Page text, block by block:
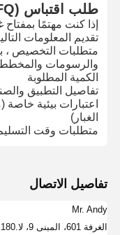
تبديل غشاء الإضاءة
مفتاح غشاء لوحة
تبديل لوحة الغشاء
التداخلات الرسومية
دوائر بي تي إيه
تجميع القبة المعدنية
عدسة PMMA
طلب اقتباس (RFQ):
إذا كنت مهتمًا
تقديم المعلومات
متطلبات التخصيص ،
والرسومات والمخطط
الكمية المطلوبة
تفاصيل التطبيق
اعتبارات بيئية
الغبار)
متطلبات وقت
تفاصيل الاتصال
Mr. Andy